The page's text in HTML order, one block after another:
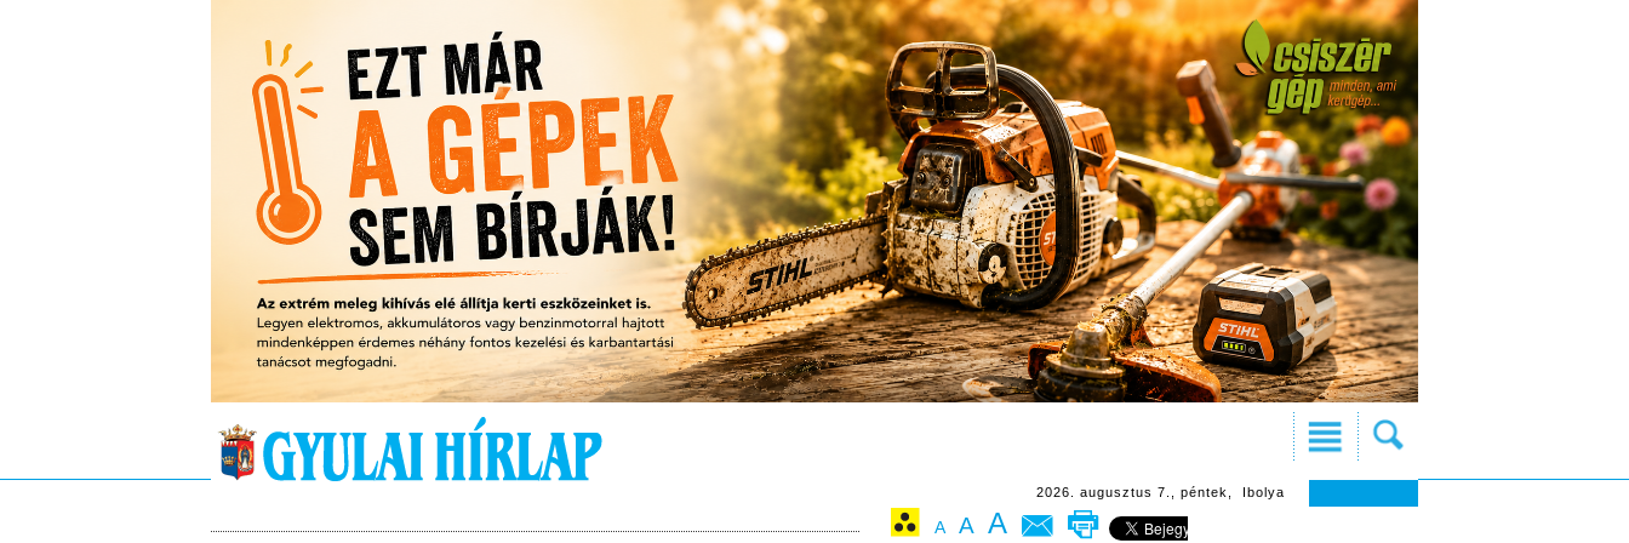
2026. augusztus 7., péntek, Ibolya
A A A